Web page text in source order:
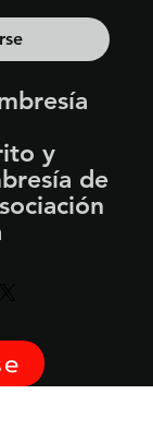
y
de